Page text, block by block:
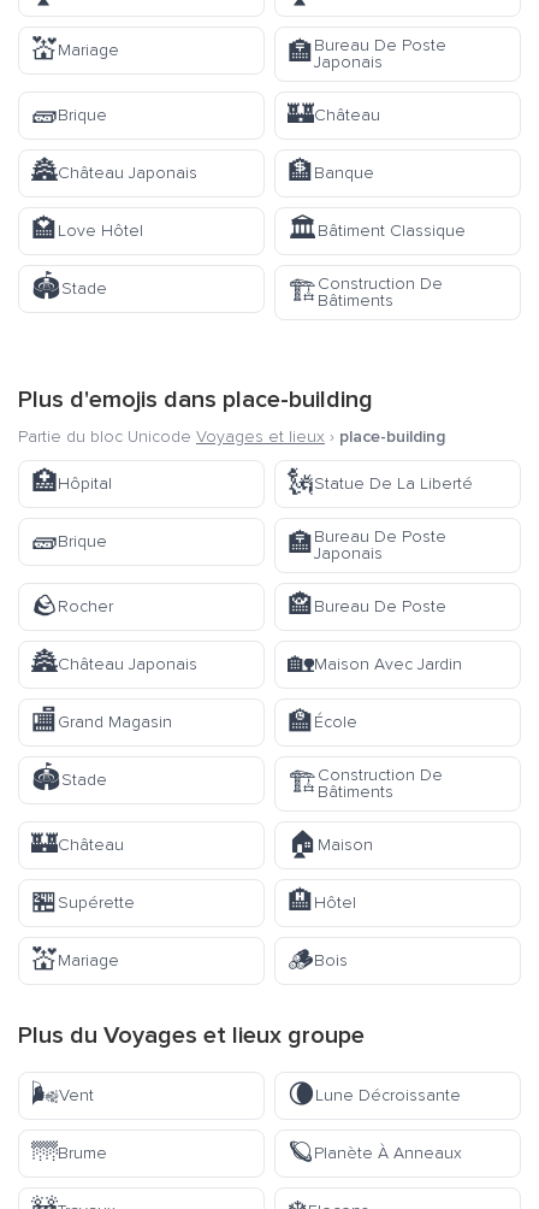
💒Mariage 🏣Bureau De Poste
Japonais
🧱Brique 🏰Château
🏯Château Japonais 🏦Banque
🏩Love Hôtel 🏛️Bâtiment Classique
🏟️Stade 🏗️Construction De
Bâtiments
Plus d'emojis dans place-building
Partie du bloc Unicode Voyages et lieux › place-building
🏥Hôpital 🗽Statue De La Liberté
🧱Brique 🏣Bureau De Poste
Japonais
🪨Rocher 🏤Bureau De Poste
🏯Château Japonais 🏡Maison Avec Jardin
🏬Grand Magasin 🏫École
🏟️Stade 🏗️Construction De
Bâtiments
🏰Château 🏠 Maison
🏪Supérette 🏨Hôtel
💒Mariage 🪵Bois
Plus du Voyages et lieux groupe
🌬️Vent 🌘Lune Décroissante
🌁Brume 🪐Planète À Anneaux